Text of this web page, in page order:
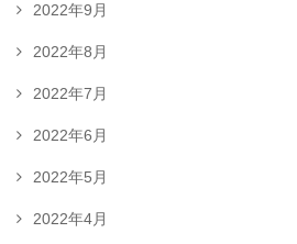
2022年9月
2022年8月
2022年7月
2022年6月
2022年5月
2022年4月